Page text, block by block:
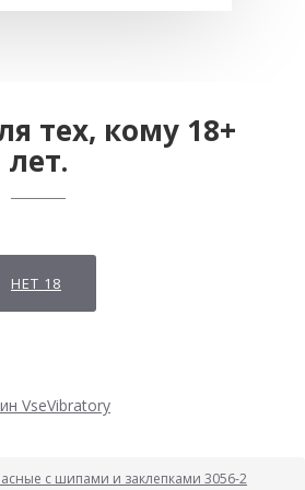
тех, кому 18+
лет.
НЕТ 18
с шипами и заклепками 3056-2